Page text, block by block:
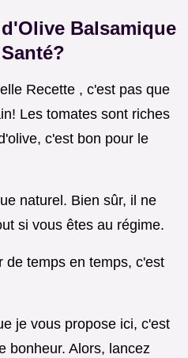
Balsamique
Recette , c'est pas que
Les tomates sont riches
c'est bon pour le
naturel. Bien sûr, il ne
si vous êtes au régime.
de temps en temps, c'est
je vous propose ici, c'est
bonheur. Alors, lancez